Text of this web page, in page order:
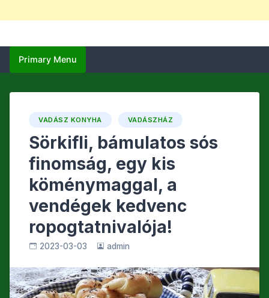
Primary Menu
VADÁSZ KONYHA VADÁSZHÁZ
Sörkifli, bámulatos sós
finomság, egy kis
köménymaggal, a
vendégek kedvenc
ropogtatnivalója!
2023-03-03 admin